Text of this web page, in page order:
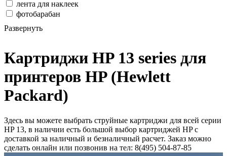
лента для наклеек
фотобарабан
Развернуть
Картриджи HP 13 series для
принтеров HP (Hewlett
Packard)
Здесь вы можете выбрать струйные картриджи для всей серии
HP 13, в наличии есть большой выбор картриджей HP с
доставкой за наличный и безналичный расчет. Заказ можно
сделать онлайн или позвонив на тел: 8(495) 504-87-85